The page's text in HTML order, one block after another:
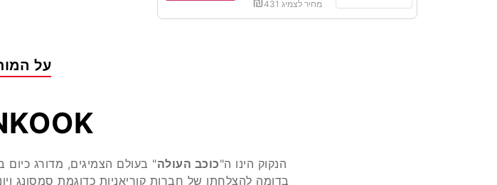
מחיר לצמיג 431
על
הנקוק הינו ה"כוכב העולה
בדומה להצלחתן של חברות קוריאניות כדוגמת סמסונג